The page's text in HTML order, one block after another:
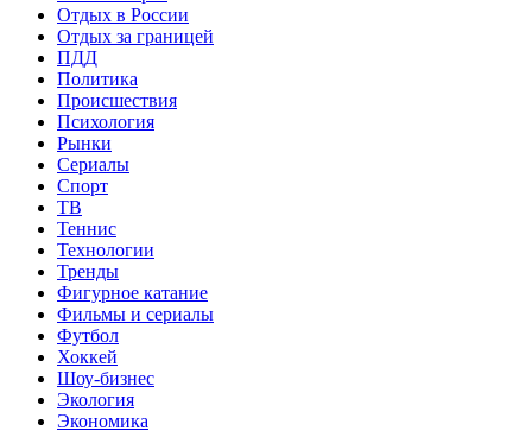
Отдых в России
Отдых за границей
ПДД
Политика
Происшествия
Психология
Рынки
Сериалы
Спорт
ТВ
Теннис
Технологии
Тренды
Фигурное катание
Фильмы и сериалы
Футбол
Хоккей
Шоу-бизнес
Экология
Экономика